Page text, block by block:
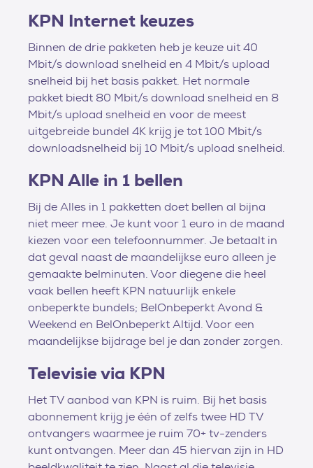
KPN Internet keuzes
Binnen de drie pakketen heb je keuze uit 40
Mbit/s download snelheid en 4 Mbit/s upload
snelheid bij het basis pakket. Het normale
pakket biedt 80 Mbit/s download snelheid en 8
Mbit/s upload snelheid en voor de meest
uitgebreide bundel 4K krijg je tot 100 Mbit/s
downloadsnelheid bij 10 Mbit/s upload snelheid.
KPN Alle in 1 bellen
Bij de Alles in 1 pakketten doet bellen al bijna
niet meer mee. Je kunt voor 1 euro in de maand
kiezen voor een telefoonnummer. Je betaalt in
dat geval naast de maandelijkse euro alleen je
gemaakte belminuten. Voor diegene die heel
vaak bellen heeft KPN natuurlijk enkele
onbeperkte bundels; BelOnbeperkt Avond &
Weekend en BelOnbeperkt Altijd. Voor een
maandelijkse bijdrage bel je dan zonder zorgen.
Televisie via KPN
Het TV aanbod van KPN is ruim. Bij het basis
abonnement krijg je één of zelfs twee HD TV
ontvangers waarmee je ruim 70+ tv-zenders
kunt ontvangen. Meer dan 45 hiervan zijn in HD